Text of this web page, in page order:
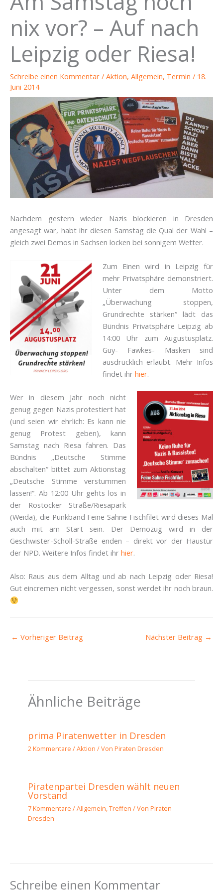
nix vor? – Auf nach
Leipzig oder Riesa!
Schreibe einen Kommentar / Aktion, Allgemein, Termin / 18.
Juni 2014
Nachdem gestern wieder Nazis blockieren in Dresden
angesagt war, habt ihr diesen Samstag die Qual der Wahl –
gleich zwei Demos in Sachsen locken bei sonnigem Wetter.
Zum Einen wird in Leipzig für
mehr Privatsphäre demonstriert.
Unter dem Motto
„Überwachung stoppen,
Grundrechte stärken“ lädt das
Bündnis Privatsphäre Leipzig ab
14:00 Uhr zum Augustusplatz.
Guy- Fawkes- Masken sind
ausdrücklich erlaubt. Mehr Infos
findet ihr hier.
Wer in diesem Jahr noch nicht
genug gegen Nazis protestiert hat
(und seien wir ehrlich: Es kann nie
genug Protest geben), kann
Samstag nach Riesa fahren. Das
Bündnis „Deutsche Stimme
abschalten“ bittet zum Aktionstag
„Deutsche Stimme verstummen
lassen!“. Ab 12:00 Uhr gehts los in
der Rostocker Straße/Riesapark
(Weida), die Punkband Feine Sahne Fischfilet wird dieses Mal
auch mit am Start sein. Der Demozug wird in der
Geschwister-Scholl-Straße enden – direkt vor der Haustür
der NPD. Weitere Infos findet ihr hier.
Also: Raus aus dem Alltag und ab nach Leipzig oder Riesa!
Gut eincremen nicht vergessen, sonst werdet ihr noch braun.
← Vorheriger Beitrag Nächster Beitrag →
Ähnliche Beiträge
prima Piratenwetter in Dresden
2 Kommentare /Aktion / VonPiraten Dresden
Piratenpartei Dresden wählt neuen
Vorstand
7 Kommentare /Allgemein,Treffen / VonPiraten
Dresden
Schreibe einen Kommentar